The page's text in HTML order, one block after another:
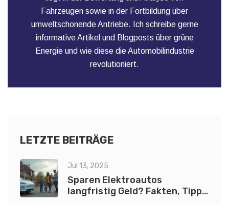
Fahrzeugen sowie in der Fortbildung über
umweltschonende Antriebe. Ich schreibe gerne
informative Artikel und Blogposts über grüne
Energie und wie diese die Automobilindustrie
revolutioniert.
LETZTE BEITRÄGE
Jul 13, 2025
Sparen Elektroautos
langfristig Geld? Fakten, Tipps